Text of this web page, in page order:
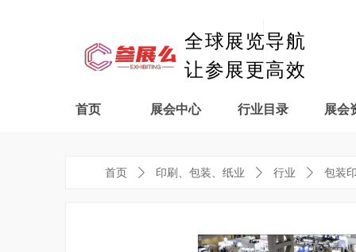
全球展览导航
让参展更高效
首页 展会中心 行业目录 展会
首页 ꄲ 印刷、包装、纸业 ꄲ 行业 ꄲ 包装